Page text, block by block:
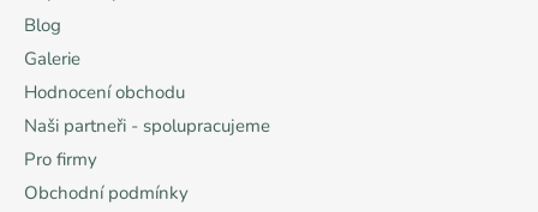
Blog
Galerie
Hodnocení obchodu
Naši partneři - spolupracujeme
Pro firmy
Obchodní podmínky